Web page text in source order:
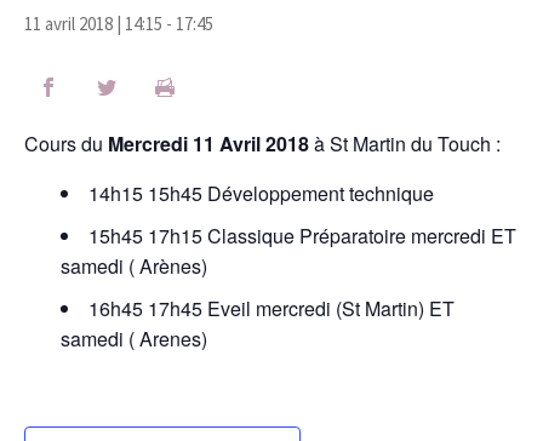
11 avril 2018 | 14:15 - 17:45
Cours du Mercredi 11 Avril 2018à St Martin du Touch :
14h15 15h45 Développement technique
15h45 17h15 Classique Préparatoire mercredi ET
samedi ( Arènes)
16h45 17h45 Eveil mercredi (St Martin) ET
samedi ( Arenes)